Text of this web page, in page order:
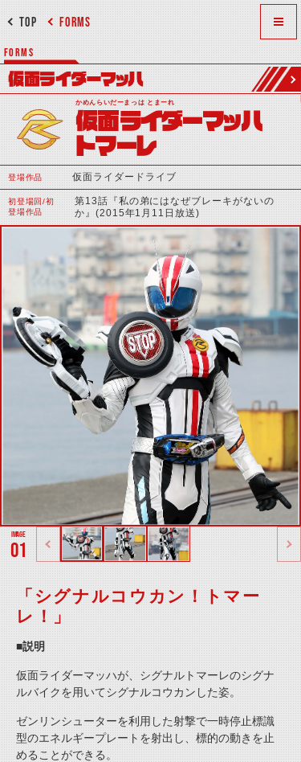
FORMS
TOP
FORMS
仮面ライダーマッハ
かめんらいだーまっは とまーれ
仮面ライダーマッハ
トマーレ
登場作品 仮面ライダードライブ
初登場回/初
登場作品
第13話『私の弟にはなぜブレーキがないの
か』(2015年1月11日放送)
01
「シグナルコウカン！トマー
レ！」
■説明
仮面ライダーマッハが、シグナルトマーレのシグナ
ルバイクを用いてシグナルコウカンした姿。
ゼンリンシューターを利用した射撃で一時停止標識
型のエネルギープレートを射出し、標的の動きを止
めることができる。